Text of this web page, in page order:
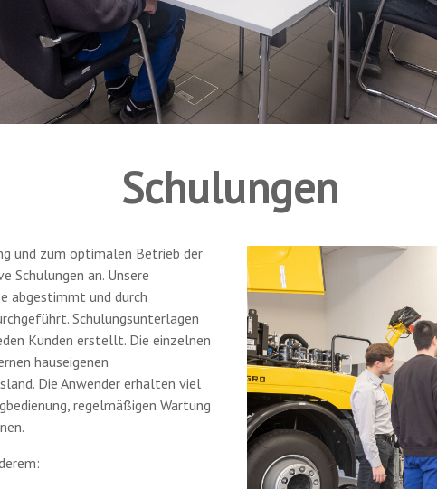
Schulungen
und zum optimalen Betrieb der
Schulungen an. Unsere
abgestimmt und durch
Schulungsunterlagen
Kunden erstellt. Die einzelnen
hauseigenen
Die Anwender erhalten viel
regelmäßigen Wartung